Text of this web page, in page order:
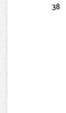
38